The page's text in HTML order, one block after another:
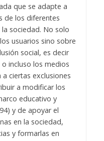
que se adapte a
de los diferentes
sociedad. No solo
usuarios sino sobre
social, es decir
incluso los medios
ciertas exclusiones
a modificar los
educativo y
y de apoyar el
en la sociedad,
y formarlas en